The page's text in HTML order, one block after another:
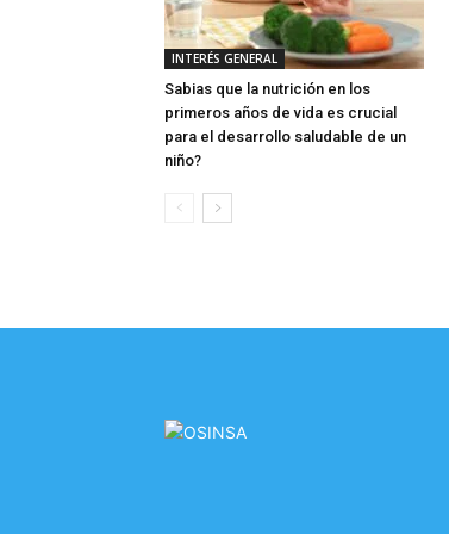
INTERÉS GENERAL
Sabias que la nutrición en los
primeros años de vida es crucial
para el desarrollo saludable de un
niño?